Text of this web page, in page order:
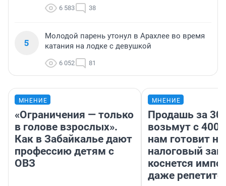
6 583 38
5
Молодой парень утонул в Арахлее во время
катания на лодке с девушкой
6 052 81
МНЕНИЕ
«Ограничения — только
в голове взрослых».
Как в Забайкалье дают
профессию детям с
ОВЗ
МНЕНИЕ
Продашь за
возьмут с
нам готовит
налоговый
коснется
даже